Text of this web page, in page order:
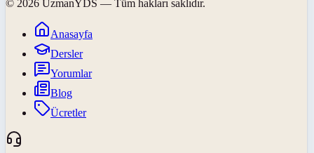
© 2026 UzmanYDS — Tüm hakları saklıdır.
Anasayfa
Dersler
Yorumlar
Blog
Ücretler